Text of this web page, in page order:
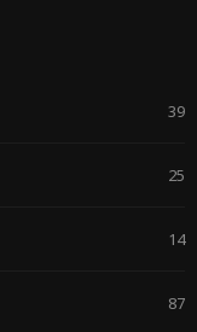
39
25
14
87